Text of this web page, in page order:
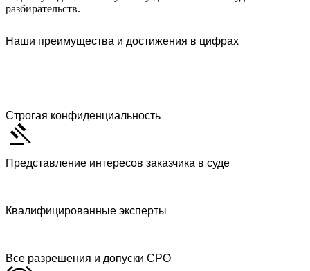
разбирательств.
Наши преимущества и достижения в цифрах
Строгая конфиденциальность
Представление интересов заказчика в суде
Квалифицированные эксперты
Все разрешения и допуски СРО